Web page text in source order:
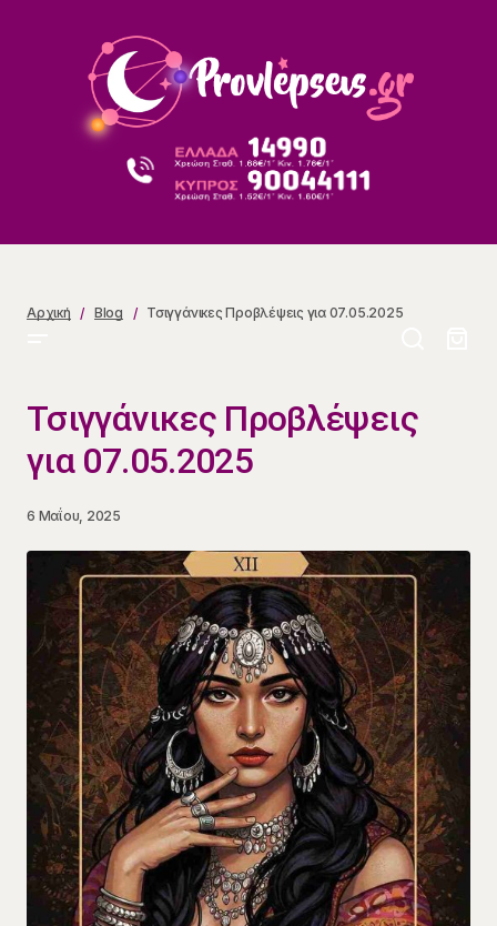
Αρχική Blog Τσιγγάνικες Προβλέψεις για 07.05.2025
Τσιγγάνικες Προβλέψεις
για 07.05.2025
6 Μαΐου, 2025